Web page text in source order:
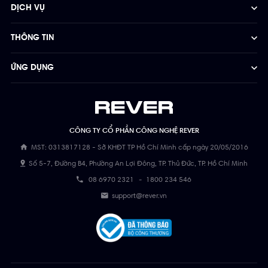
CÔNG TY CỔ PHẦN CÔNG NGHỆ REVER
MST: 0313817128 - Sở KHĐT TP Hồ Chí Minh cấp ngày 20/05/2016
Số 5-7, Đường B4, Phường An Lợi Đông, TP. Thủ Đức, TP. Hồ Chí Minh
08 6970 2321 - 1800 234 546
support@rever.vn
DỊCH VỤ
THÔNG TIN
ỨNG DỤNG